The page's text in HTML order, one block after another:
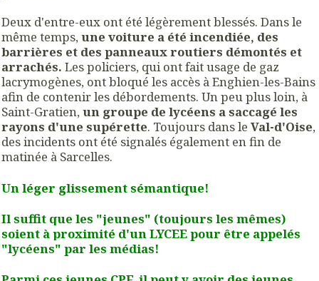
Deux d'entre-eux ont été légèrement blessés. Dans le
même temps,une voiture a été incendiée, des
barrières et des panneaux routiers démontés et
arrachés. Les policiers, qui ont fait usage de gaz
lacrymogènes, ont bloqué les accès à Enghien-les-Bains
afin de contenir les débordements. Un peu plus loin, à
Saint-Gratien,un groupe de lycéens a saccagé les
rayons d'une supérette. Toujours dans le Val-d'Oise,
des incidents ont été signalés également en fin de
matinée à Sarcelles.
Un léger glissement sémantique!
Il suffit que les "jeunes" (toujours les mêmes)
soient à proximité d'un LYCEE pour être appelés
"lycéens" par les médias!